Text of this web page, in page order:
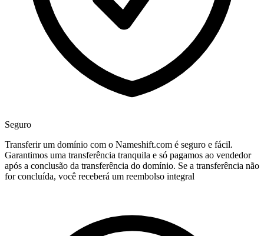
Seguro
Transferir um domínio com o Nameshift.com é seguro e fácil.
Garantimos uma transferência tranquila e só pagamos ao vendedor
após a conclusão da transferência do domínio. Se a transferência não
for concluída, você receberá um reembolso integral